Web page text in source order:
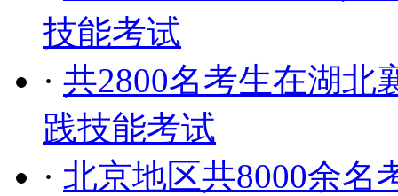
技能考试
· 共2800名考生在湖北
践技能考试
· 北京地区共8000余名